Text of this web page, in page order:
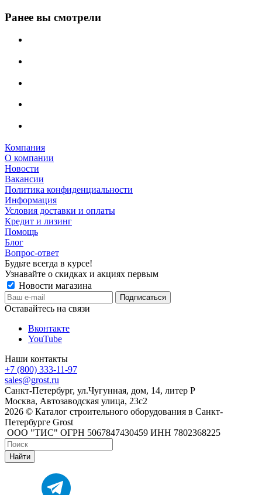
Ранее вы смотрели
Компания
О компании
Новости
Вакансии
Политика конфиденциальности
Информация
Условия доставки и оплаты
Кредит и лизинг
Помощь
Блог
Вопрос-ответ
Будьте всегда в курсе!
Узнавайте о скидках и акциях первым
Новости магазина
Оставайтесь на связи
Вконтакте
YouTube
Наши контакты
+7 (800) 333-11-97
sales@grost.ru
Санкт-Петербург, ул.Чугунная, дом, 14, литер Р
Москва, Автозаводская улица, 23с2
2026 © Каталог строительного оборудования в Санкт-
Петербурге Grost
ООО "ТИС" ОГРН 5067847430459 ИНН 7802368225
Найти